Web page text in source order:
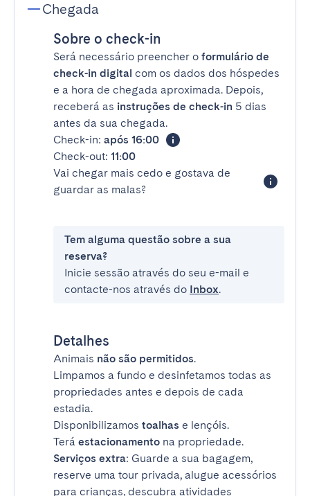
Chegada
Sobre o check-in
Será necessário preencher o formulário de
check-in digital com os dados dos hóspedes
e a hora de chegada aproximada. Depois,
receberá as instruções de check-in 5 dias
antes da sua chegada.
Check-in: após 16:00
Check-out: 11:00
Vai chegar mais cedo e gostava de
guardar as malas?
Tem alguma questão sobre a sua
reserva?
Inicie sessão através do seu e-mail e
contacte-nos através do Inbox.
Detalhes
Animais não são permitidos.
Limpamos a fundo e desinfetamos todas as
propriedades antes e depois de cada
estadia.
Disponibilizamos toalhas e lençóis.
Terá estacionamento na propriedade.
Serviços extra: Guarde a sua bagagem,
reserve uma tour privada, alugue acessórios
para crianças, descubra atividades